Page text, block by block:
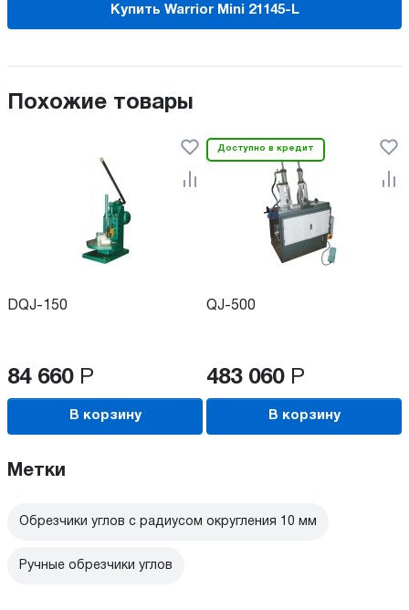
Купить Warrior Mini 21145-L
Похожие товары
DQJ-150
84 660 Р
В корзину
Доступно в кредит
QJ-500
483 060 Р
В корзину
Метки
Обрезчики углов с радиусом округления 10 мм
Ручные обрезчики углов